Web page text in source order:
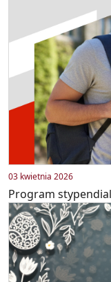
03 kwietnia 2026
Program